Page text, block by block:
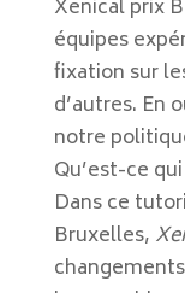
Xenical prix
équipes
fixation sur
d’autres. En
notre
Qu’est-ce
Dans ce
Bruxelles,